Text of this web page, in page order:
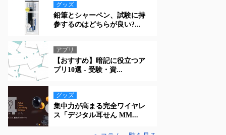
グッズ
鉛筆とシャーペン、試験に持
参するのはどちらが良い?...
アプリ
【おすすめ】暗記に役立つア
プリ10選 - 受験・資...
グッズ
集中力が高まる完全ワイヤレ
ス「デジタル耳せん MM...